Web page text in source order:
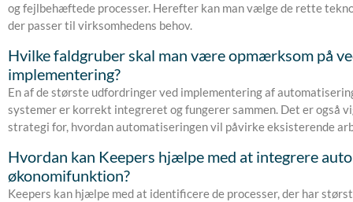
og fejlbehæftede processer. Herefter kan man vælge de rette
der passer til virksomhedens behov.
Hvilke faldgruber skal man være opmærksom på
implementering?
En af de største udfordringer ved implementering af
systemer er korrekt integreret og fungerer sammen. Det er også
strategi for, hvordan automatiseringen vil påvirke eksisterende
Hvordan kan Keepers hjælpe med at integrere
økonomifunktion?
Keepers kan hjælpe med at identificere de processer, der har